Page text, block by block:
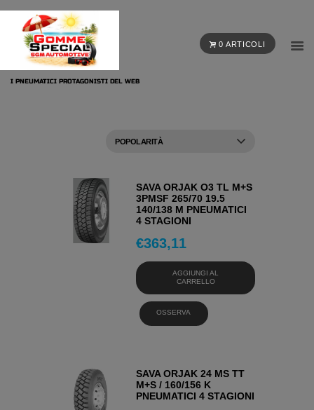
0 ARTICOLI
I PNEUMATICI PROTAGONISTI DEL WEB
SAVA ORJAK O3 TL M+S
3PMSF 265/70 19.5
140/138 M PNEUMATICI
4 STAGIONI
€363,11
AGGIUNGI AL
CARRELLO
OSSERVA
SAVA ORJAK 24 MS TT
M+S / 160/156 K
PNEUMATICI 4 STAGIONI